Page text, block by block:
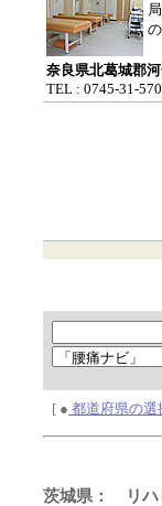
奈良県北葛城郡
TEL : 0745-31-
[ ● 都道府県の
茨城県： リハ